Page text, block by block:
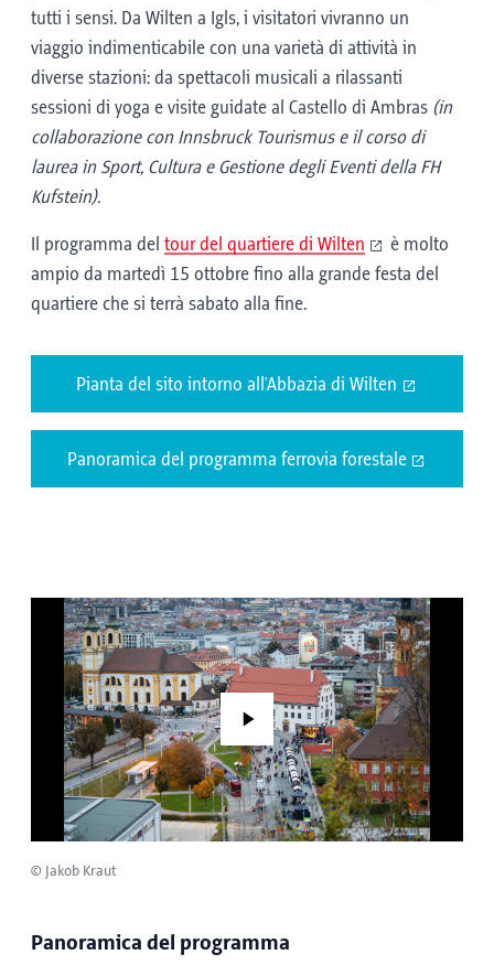
tutti i sensi. Da Wilten a Igls, i visitatori vivranno un
viaggio indimenticabile con una varietà di attività in
diverse stazioni: da spettacoli musicali a rilassanti
sessioni di yoga e visite guidate al Castello di Ambras (in
collaborazione con Innsbruck Tourismus e il corso di
laurea in Sport, Cultura e Gestione degli Eventi della FH
Kufstein).
Il programma del tour del quartiere di Wilten
è molto
ampio da martedì 15 ottobre fino alla grande festa del
quartiere che si terrà sabato alla fine.
Pianta del sito intorno all'Abbazia di Wilten
Panoramica del programma ferrovia forestale
Play
© Jakob Kraut
Panoramica del programma